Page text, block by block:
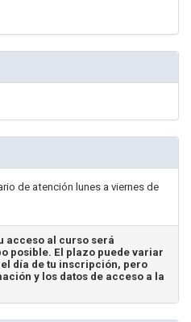
de atención lunes a viernes de
acceso al curso será
posible. El plazo puede variar
día de tu inscripción, pero
y los datos de acceso a la